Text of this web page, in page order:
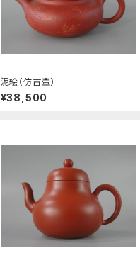
泥絵（仿古壷）
¥38,500